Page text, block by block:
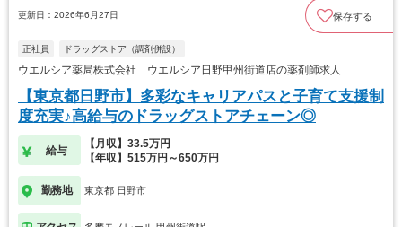
更新日：2026年6月27日 保存する
正社員 ドラッグストア（調剤併設）
ウエルシア薬局株式会社 ウエルシア日野甲州街道店の薬剤師求人
【東京都日野市】多彩なキャリアパスと子育て支援制
度充実♪高給与のドラッグストアチェーン◎
給与
【月収】33.5万円
【年収】515万円～650万円
勤務地 東京都 日野市